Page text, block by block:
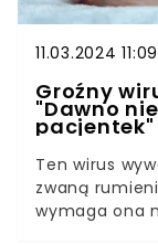
11.03.2024 11:09
Groźny
"Dawno
pacjentek"
Ten wirus
zwaną
wymaga ona